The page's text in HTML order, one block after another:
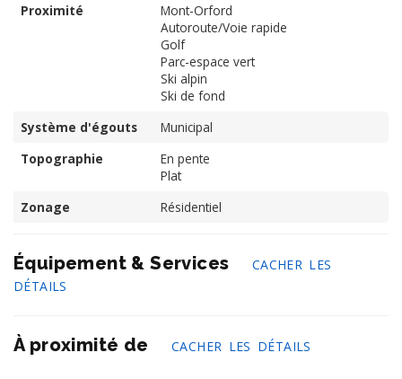
Proximité
Mont-Orford
Autoroute/Voie rapide
Golf
Parc-espace vert
Ski alpin
Ski de fond
Système d'égouts
Municipal
Topographie
En pente
Plat
Zonage
Résidentiel
Équipement & Services
CACHER LES
DÉTAILS
À proximité de CACHER LES DÉTAILS